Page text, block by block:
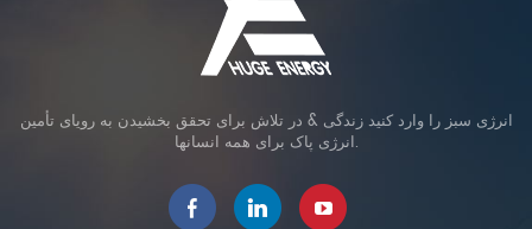
انرژی سبز را وارد کنید زندگی & در تلاش برای تحقق بخشیدن به رویای تأمین
انرژی پاک برای همه انسانها.